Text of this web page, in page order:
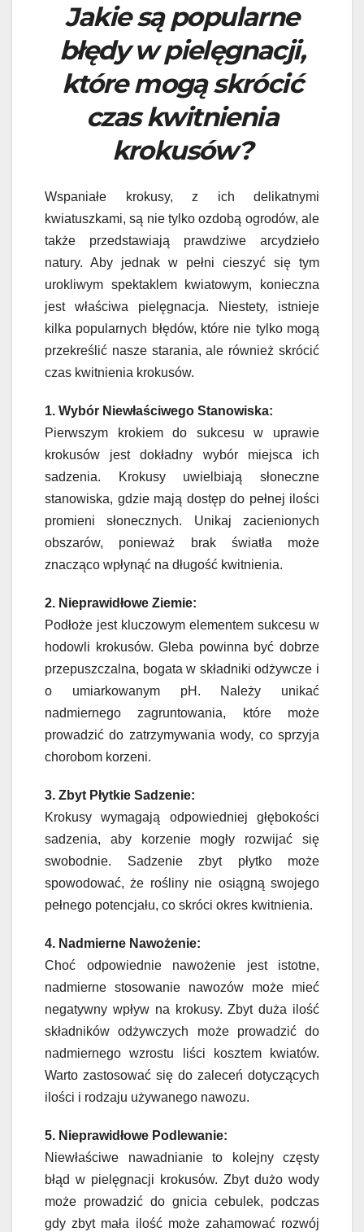
Jakie są popularne
błędy w pielęgnacji,
które mogą skrócić
czas kwitnienia
krokusów?
Wspaniałe krokusy, z ich delikatnymi
kwiatuszkami, są nie tylko ozdobą ogrodów, ale
także przedstawiają prawdziwe arcydzieło
natury. Aby jednak w pełni cieszyć się tym
urokliwym spektaklem kwiatowym, konieczna
jest właściwa pielęgnacja. Niestety, istnieje
kilka popularnych błędów, które nie tylko mogą
przekreślić nasze starania, ale również skrócić
czas kwitnienia krokusów.
1. Wybór Niewłaściwego Stanowiska:
Pierwszym krokiem do sukcesu w uprawie
krokusów jest dokładny wybór miejsca ich
sadzenia. Krokusy uwielbiają słoneczne
stanowiska, gdzie mają dostęp do pełnej ilości
promieni słonecznych. Unikaj zacienionych
obszarów, ponieważ brak światła może
znacząco wpłynąć na długość kwitnienia.
2. Nieprawidłowe Ziemie:
Podłoże jest kluczowym elementem sukcesu w
hodowli krokusów. Gleba powinna być dobrze
przepuszczalna, bogata w składniki odżywcze i
o umiarkowanym pH. Należy unikać
nadmiernego zagruntowania, które może
prowadzić do zatrzymywania wody, co sprzyja
chorobom korzeni.
3. Zbyt Płytkie Sadzenie:
Krokusy wymagają odpowiedniej głębokości
sadzenia, aby korzenie mogły rozwijać się
swobodnie. Sadzenie zbyt płytko może
spowodować, że rośliny nie osiągną swojego
pełnego potencjału, co skróci okres kwitnienia.
4. Nadmierne Nawożenie:
Choć odpowiednie nawożenie jest istotne,
nadmierne stosowanie nawozów może mieć
negatywny wpływ na krokusy. Zbyt duża ilość
składników odżywczych może prowadzić do
nadmiernego wzrostu liści kosztem kwiatów.
Warto zastosować się do zaleceń dotyczących
ilości i rodzaju używanego nawozu.
5. Nieprawidłowe Podlewanie:
Niewłaściwe nawadnianie to kolejny częsty
błąd w pielęgnacji krokusów. Zbyt dużo wody
może prowadzić do gnicia cebulek, podczas
gdy zbyt mała ilość może zahamować rozwój